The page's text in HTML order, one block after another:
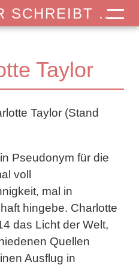
SCHREIBT ...
Taylor
Pseudonym für die
voll
mal in
hingebe. Charlotte
das Licht der Welt,
Quellen
Ausflug in